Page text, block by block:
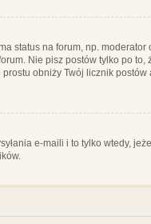
status na forum, np. moderator
Nie pisz postów tylko po to,
obniży Twój licznik postów
e-maili i to tylko wtedy,